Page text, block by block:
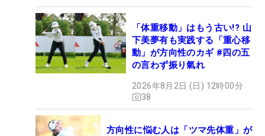
「体重移動」はもう古い!? 山
下美夢有も実践する「重心移
動」が方向性のカギ #四の五
の言わず振り氣れ
2026年8月2日 (日) 12時00分
38
方向性に悩む人は「ツマ先体重」が